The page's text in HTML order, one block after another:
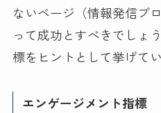
ないページ（情報発信ブ
って成功とすべきでしょ
標をヒントとして挙げてい
エンゲージメント指標